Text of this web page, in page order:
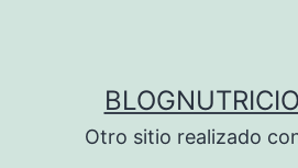
Otro sitio realizado